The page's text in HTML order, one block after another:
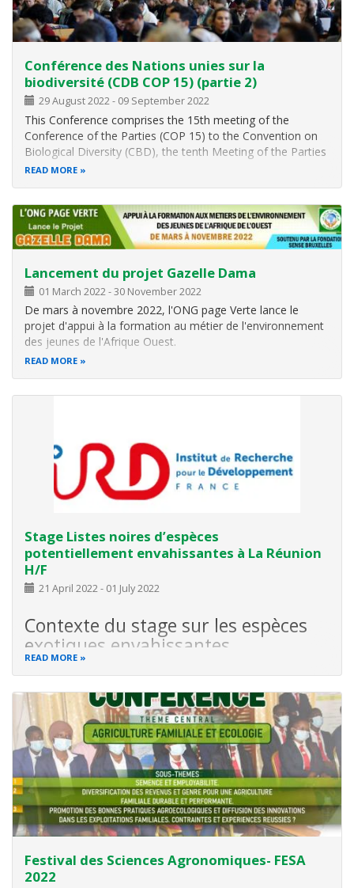
Conférence des Nations unies sur la
biodiversité (CDB COP 15) (partie 2)
29 August 2022- 09 September 2022
This Conference comprises the 15th meeting of the
Conference of the Parties (COP 15) to the Convention on
Biological Diversity (CBD), the tenth Meeting of the Parties
to the Cartagena Protocol on Biosafety (Cartagena
READ MORE
Lancement du projet Gazelle Dama
01 March 2022-30 November 2022
De mars à novembre 2022, l'ONG page Verte lance le
projet d'appui à la formation au métier de l'environnement
des jeunes de l'Afrique Ouest.
Le projet d’appui des jeunes issus des pays de l’Afrique de
l’Ouest dans des programmes d’études liés à
l’environnement pour la contribution aux objectifs
READ MORE
Stage Listes noires d’espèces
potentiellement envahissantes à La Réunion
H/F
21 April 2022- 01 July 2022
Contexte du stage sur les espèces
exotiques envahissantes
barrières biogéographiques historiques (introduites), qui
parviennent à se reproduire dans la nature (naturalisées)
avec des conséquences
READ MORE
Festival des Sciences Agronomiques- FESA
2022